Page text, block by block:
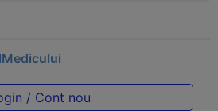
/ Cont nou